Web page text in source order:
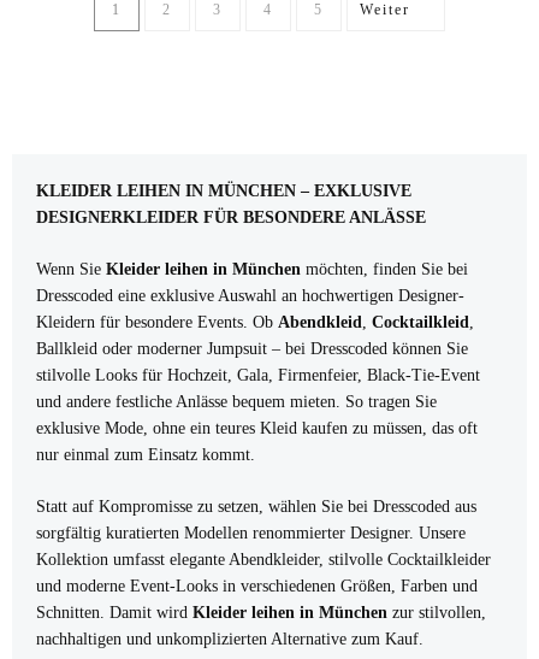
1 2 3 4 5 Weiter
KLEIDER LEIHEN IN MÜNCHEN – EXKLUSIVE
DESIGNERKLEIDER FÜR BESONDERE ANLÄSSE
Wenn Sie Kleider leihen in München möchten, finden Sie bei
Dresscoded eine exklusive Auswahl an hochwertigen Designer-
Kleidern für besondere Events. Ob Abendkleid, Cocktailkleid,
Ballkleid oder moderner Jumpsuit – bei Dresscoded können Sie
stilvolle Looks für Hochzeit, Gala, Firmenfeier, Black-Tie-Event
und andere festliche Anlässe bequem mieten. So tragen Sie
exklusive Mode, ohne ein teures Kleid kaufen zu müssen, das oft
nur einmal zum Einsatz kommt.
Statt auf Kompromisse zu setzen, wählen Sie bei Dresscoded aus
sorgfältig kuratierten Modellen renommierter Designer. Unsere
Kollektion umfasst elegante Abendkleider, stilvolle Cocktailkleider
und moderne Event-Looks in verschiedenen Größen, Farben und
Schnitten. Damit wird Kleider leihen in München zur stilvollen,
nachhaltigen und unkomplizierten Alternative zum Kauf.